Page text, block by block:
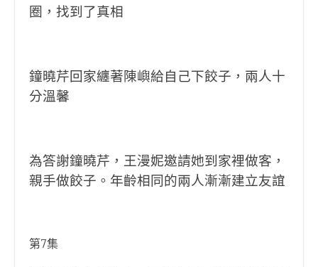
圈，找到了真相
鐘曉芹回家纏著陳嶼給自己下餃子，兩人十
分溫馨
為答謝鐘曉芹，王漫妮邀請她到家裡做客，
親手做餃子。年齡相同的兩人漸漸建立友誼
第7集